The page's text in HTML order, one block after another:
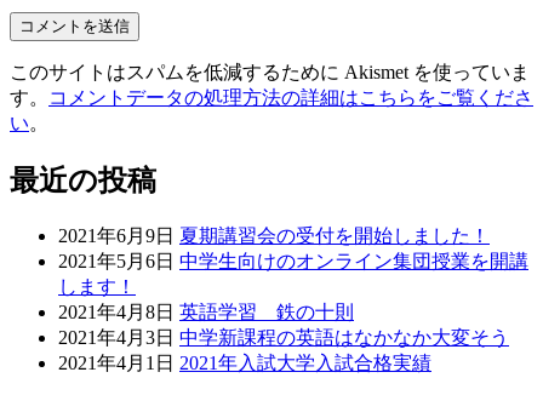
このサイトはスパムを低減するために Akismet を使っていま
す。
コメントデータの処理方法の詳細はこちらをご覧くださ
い。
最近の投稿
2021年6月9日 夏期講習会の受付を開始しました！
2021年5月6日 中学生向けのオンライン集団授業を開講
します！
2021年4月8日 英語学習 鉄の十則
2021年4月3日 中学新課程の英語はなかなか大変そう
2021年4月1日 2021年入試大学入試合格実績